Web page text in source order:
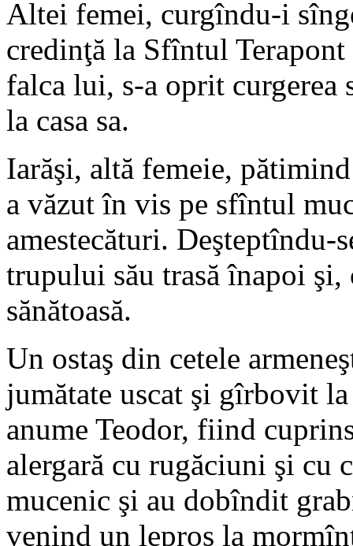
Altei femei, curgîndu-i
credinţă la Sfîntul
falca lui, s-a oprit curgerea
la casa sa.
Iarăşi, altă femeie,
a văzut în vis pe sfîntul
amestecături.
trupului său trasă înapoi
sănătoasă.
Un ostaş din cetele
jumătate uscat şi gîrbovit
anume Teodor, fiind
alergară cu rugăciuni şi cu
mucenic şi au dobîndit
venind un lepros la